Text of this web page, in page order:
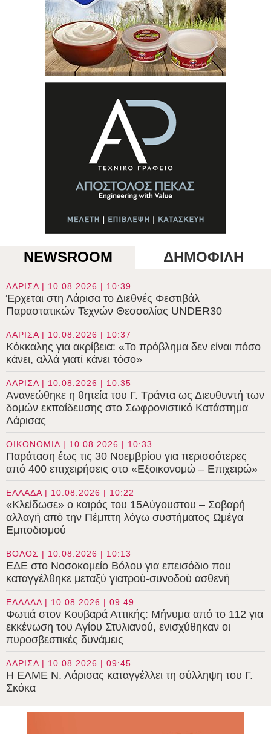
NEWSROOM ΔΗΜΟΦΙΛΗ
ΛΑΡΙΣΑ | 10.08.2026 | 10:39
Έρχεται στη Λάρισα το Διεθνές Φεστιβάλ
Παραστατικών Τεχνών Θεσσαλίας UNDER30
ΛΑΡΙΣΑ | 10.08.2026 | 10:37
Κόκκαλης για ακρίβεια: «Το πρόβλημα δεν είναι πόσο
κάνει, αλλά γιατί κάνει τόσο»
ΛΑΡΙΣΑ | 10.08.2026 | 10:35
Ανανεώθηκε η θητεία του Γ. Τράντα ως Διευθυντή των
δομών εκπαίδευσης στο Σωφρονιστικό Κατάστημα
Λάρισας
ΟΙΚΟΝΟΜΙΑ | 10.08.2026 | 10:33
Παράταση έως τις 30 Νοεμβρίου για περισσότερες
από 400 επιχειρήσεις στο «Εξοικονομώ – Επιχειρώ»
ΕΛΛΑΔΑ | 10.08.2026 | 10:22
«Κλείδωσε» ο καιρός του 15Αύγουστου – Σοβαρή
αλλαγή από την Πέμπτη λόγω συστήματος Ωμέγα
Εμποδισμού
ΒΟΛΟΣ | 10.08.2026 | 10:13
ΕΔΕ στο Νοσοκομείο Βόλου για επεισόδιο που
καταγγέλθηκε μεταξύ γιατρού-συνοδού ασθενή
ΕΛΛΑΔΑ | 10.08.2026 | 09:49
Φωτιά στον Κουβαρά Αττικής: Μήνυμα από το 112 για
εκκένωση του Αγίου Στυλιανού, ενισχύθηκαν οι
πυροσβεστικές δυνάμεις
ΛΑΡΙΣΑ | 10.08.2026 | 09:45
Η ΕΛΜΕ Ν. Λάρισας καταγγέλλει τη σύλληψη του Γ.
Σκόκα